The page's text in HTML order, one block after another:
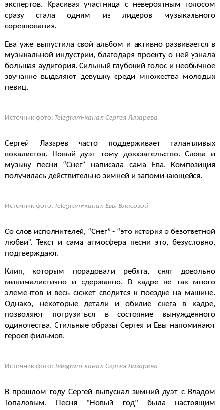
экспертов. Красивая участница с невероятным голосом
сразу стала одним из лидеров музыкального
соревнования.
Ева уже выпустила свой альбом и активно развивается в
музыкальной индустрии, благодаря проекту о ней узнала
большая аудитория. Сильный глубокий голос и необычное
звучание выделяют девушку среди множества молодых
певиц.
Источник фото: Telegram-канал Сергея Лазарева
Сергей Лазарев часто поддерживает талантливых
вокалистов. Новый дуэт тому доказательство. Слова и
музыку песни “Снег” написала сама Ева. Композиция
получилась действительно зимней и запоминающейся.
Источник фото: Telegram-канал Евы Власовой
Со слов исполнителей, “Снег” - “это история о безответной
любви”. Текст и сама атмосфера песни это, безусловно,
подтверждают.
Клип, которым порадовали ребята, снят довольно
минималистично и сдержанно. В кадре не так много
элементов и весь сюжет сводится к поездке на машине.
Однако, некоторые детали и обилие снега в кадре,
позволяют погрузиться в состояние вынужденного
одиночества. Стильные образы Сергея и Евы напоминают
героев фильмов.
Источник фото: Telegram-канал Сергея Лазарева
В прошлом году Сергей выпускал зимний дуэт с Владом
Топаловым. Песня "Новый год" была настоящим